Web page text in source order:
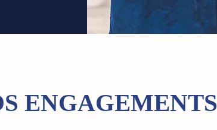
ENGAGEMENTS